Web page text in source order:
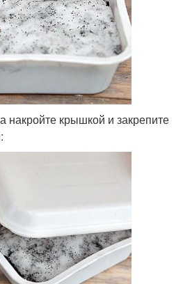
накройте крышкой и закрепите